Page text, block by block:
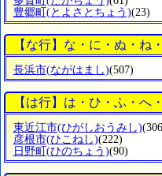
豊郷町 (とよさとちょう)
【な行】な・に・ぬ・ね
長浜市(ながはまし)(507)
【は行】は・ひ・ふ・へ
東近江市(ひがしおうみし)
彦根市(ひこねし)(222)
日野町(ひのちょう)(90)